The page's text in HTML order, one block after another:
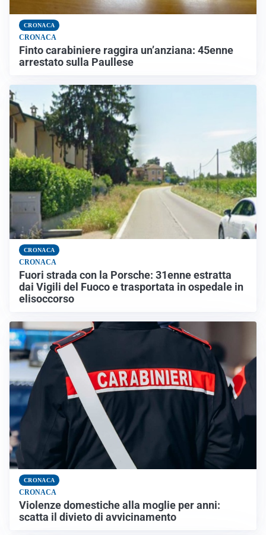
CRONACA
CRONACA
Finto carabiniere raggira un’anziana: 45enne
arrestato sulla Paullese
CRONACA
CRONACA
Fuori strada con la Porsche: 31enne estratta
dai Vigili del Fuoco e trasportata in ospedale in
elisoccorso
CRONACA
CRONACA
Violenze domestiche alla moglie per anni:
scatta il divieto di avvicinamento